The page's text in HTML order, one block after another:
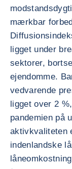
mærkbar
ligget under
sektorer,
ejendomme.
vedvarende
ligget over 2
pandemien på
aktivkvaliteten
indenlandske